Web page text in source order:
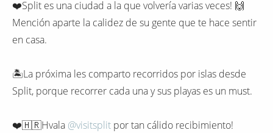
❤️Split es una ciudad a la que volvería varias veces! 🙌
Mención aparte la calidez de su gente que te hace sentir
en casa.
🏝La próxima les comparto recorridos por islas desde
Split, porque recorrer cada una y sus playas es un must.
❤️🇭🇷Hvala @visitsplit por tan cálido recibimiento!